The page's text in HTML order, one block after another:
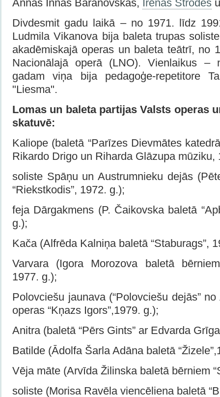
Annas Innas Baranovskas, Irēnas Strodes
Divdesmit gadu laikā – no 1971. līdz
Ludmila Vikanova bija baleta trupas
akadēmiskajā operas un baleta teātrī, no
Nacionālajā operā (LNO). Vienlaikus –
gadam viņa bija pedagoģe-repetitore
"Liesma".
Lomas un baleta partijas Valsts operas
skatuvē:
Kaliope (baletā “Parīzes Dievmātes
Rikardo Drigo un Riharda Glāzupa mūziku,
soliste Spāņu un Austrumnieku dejās
“Riekstkodis”, 1972. g.);
feja Dārgakmens (P. Čaikovska baletā
g.);
Kača (Alfrēda Kalniņa baletā “Staburags”,
Varvara (Igora Morozova baletā
1977. g.);
Polovciešu jaunava (“Polovciešu dejās”
operas “Kņazs Igors”,1979. g.);
Anitra (baletā “Pērs Gints” ar Edvarda
Batilde (Ādolfa Šarla Adāna baletā
Vēja māte (Arvīda Žilinska baletā bērniem
soliste (Morisa Ravēla viencēliena baletā